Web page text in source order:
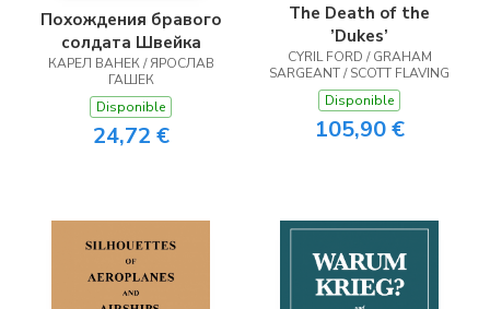
Похождения бравого
солдата Швейка
КАРЕЛ ВАНЕК / ЯРОСЛАВ
ГАШЕК
Disponible
24,72 €
The Death of the
’Dukes’
CYRIL FORD / GRAHAM
SARGEANT / SCOTT FLAVING
Disponible
105,90 €